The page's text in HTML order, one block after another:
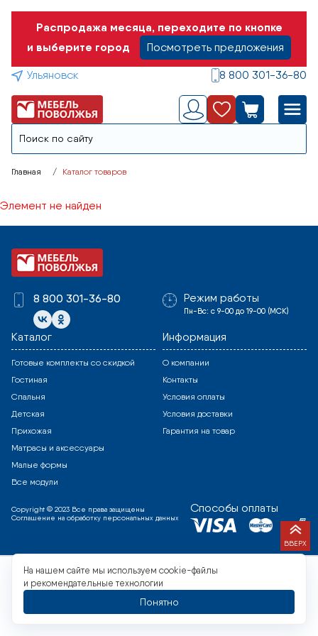
Распродажа месяца, переходите по кнопке
и выберите город
Посмотреть предложения
Ульяновск 8 800 301-36-80
Главная Каталог товаров
Элемент не найден
8 800 301-36-80 Режим работы
Пн-Вс: с 9-00 до 19-00 (МСК)
Каталог
Готовые комплекты со скидкой
Гостиная
Спальня
Детская
Прихожая
Матрасы и аксессуары
Малые формы
Все модули
Информация
О компании
Контакты
Условия оплаты
Условия доставки
Гарантия на товар
Copyright © 2023 Все права защищены
Соглашение на обработку персональных данных
Способы оплаты
ВВЕРХ
На нашем сайте мы используем cookie-файлы
и рекомендательные технологии
Понятно